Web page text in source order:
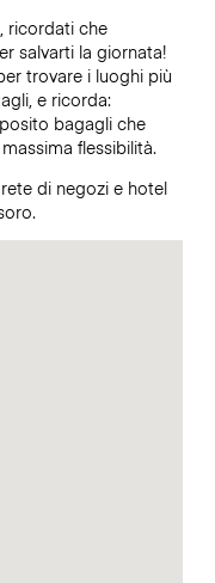
ricordati che
salvarti la giornata!
trovare i luoghi più
e ricorda:
bagagli che
flessibilità.
di negozi e hotel